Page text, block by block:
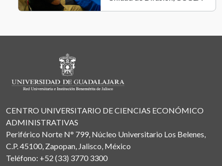
CENTRO UNIVERSITARIO DE CIENCIAS ECONÓMICO
ADMINISTRATIVAS
Periférico Norte N° 799, Núcleo Universitario Los Belenes,
C.P. 45100, Zapopan, Jalisco, México
Teléfono: +52 (33) 3770 3300